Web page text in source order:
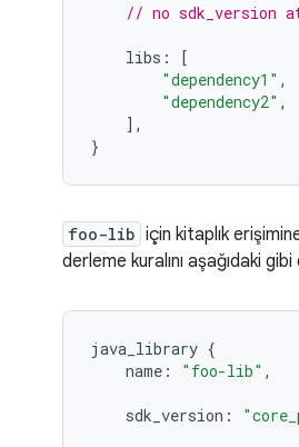
// no sdk_version
libs :
[
"dependency1" ,
"dependency2" ,
],
}
foo-lib için kitaplık
derleme kuralını aşağıdaki
java_library {
name : "foo-lib" ,
sdk_version :